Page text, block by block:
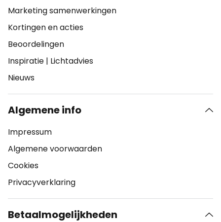
Marketing samenwerkingen
Kortingen en acties
Beoordelingen
Inspiratie | Lichtadvies
Nieuws
Algemene info
Impressum
Algemene voorwaarden
Cookies
Privacyverklaring
Betaalmogelijkheden